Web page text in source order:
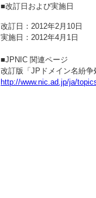
■改訂日および実施日
改訂日：2012年2月10日
実施日：2012年4月1日
■JPNIC 関連ページ
改訂版「JPドメイン名紛
http://www.nic.ad.jp/ja/